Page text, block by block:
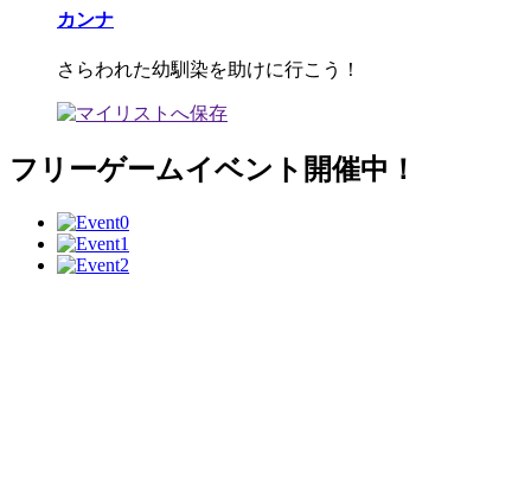
カンナ
さらわれた幼馴染を助けに行こう！
フリーゲームイベント開催中！